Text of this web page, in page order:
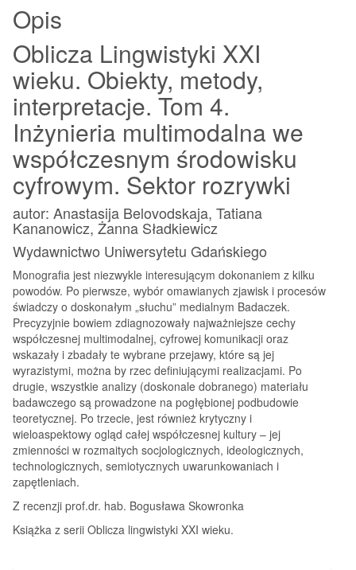
rozrywki
Opis
Oblicza Lingwistyki XXI
wieku. Obiekty, metody,
interpretacje. Tom 4.
Inżynieria multimodalna we
współczesnym środowisku
cyfrowym. Sektor rozrywki
autor: Anastasija Belovodskaja, Tatiana
Kananowicz, Żanna Sładkiewicz
Wydawnictwo Uniwersytetu Gdańskiego
Monografia jest niezwykle interesującym dokonaniem z kilku
powodów. Po pierwsze, wybór omawianych zjawisk i procesów
świadczy o doskonałym „słuchu” medialnym Badaczek.
Precyzyjnie bowiem zdiagnozowały najważniejsze cechy
współczesnej multimodalnej, cyfrowej komunikacji oraz
wskazały i zbadały te wybrane przejawy, które są jej
wyrazistymi, można by rzec definiującymi realizacjami. Po
drugie, wszystkie analizy (doskonale dobranego) materiału
badawczego są prowadzone na pogłębionej podbudowie
teoretycznej. Po trzecie, jest również krytyczny i
wieloaspektowy ogląd całej współczesnej kultury – jej
zmienności w rozmaitych socjologicznych, ideologicznych,
technologicznych, semiotycznych uwarunkowaniach i
zapętleniach.
Z recenzji prof.dr. hab. Bogusława Skowronka
Książka z serii Oblicza lingwistyki XXI wieku.